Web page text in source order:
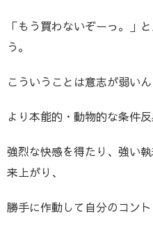
「もう買わないぞーっ。」
う。
こういうことは意志が弱いん
より本能的・動物的な条件
強烈な快感を得たり、強い
来上がり、
勝手に作動して自分のコン